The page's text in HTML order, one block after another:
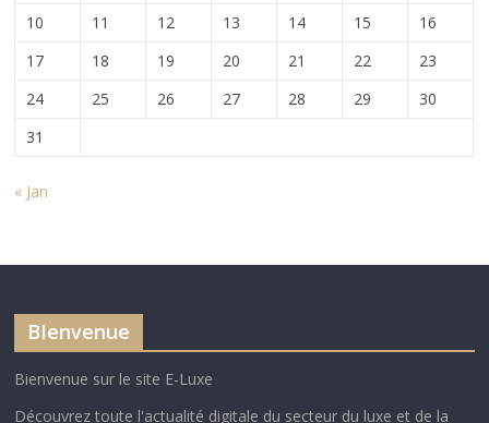
10
11 12 13 14 15
16
17
18 19 20 21 22
23
24
25 26 27 28 29
30
31
« Jan
BIenvenue
Bienvenue sur le site E-Luxe
Découvrez toute l'actualité digitale du secteur du luxe et de la